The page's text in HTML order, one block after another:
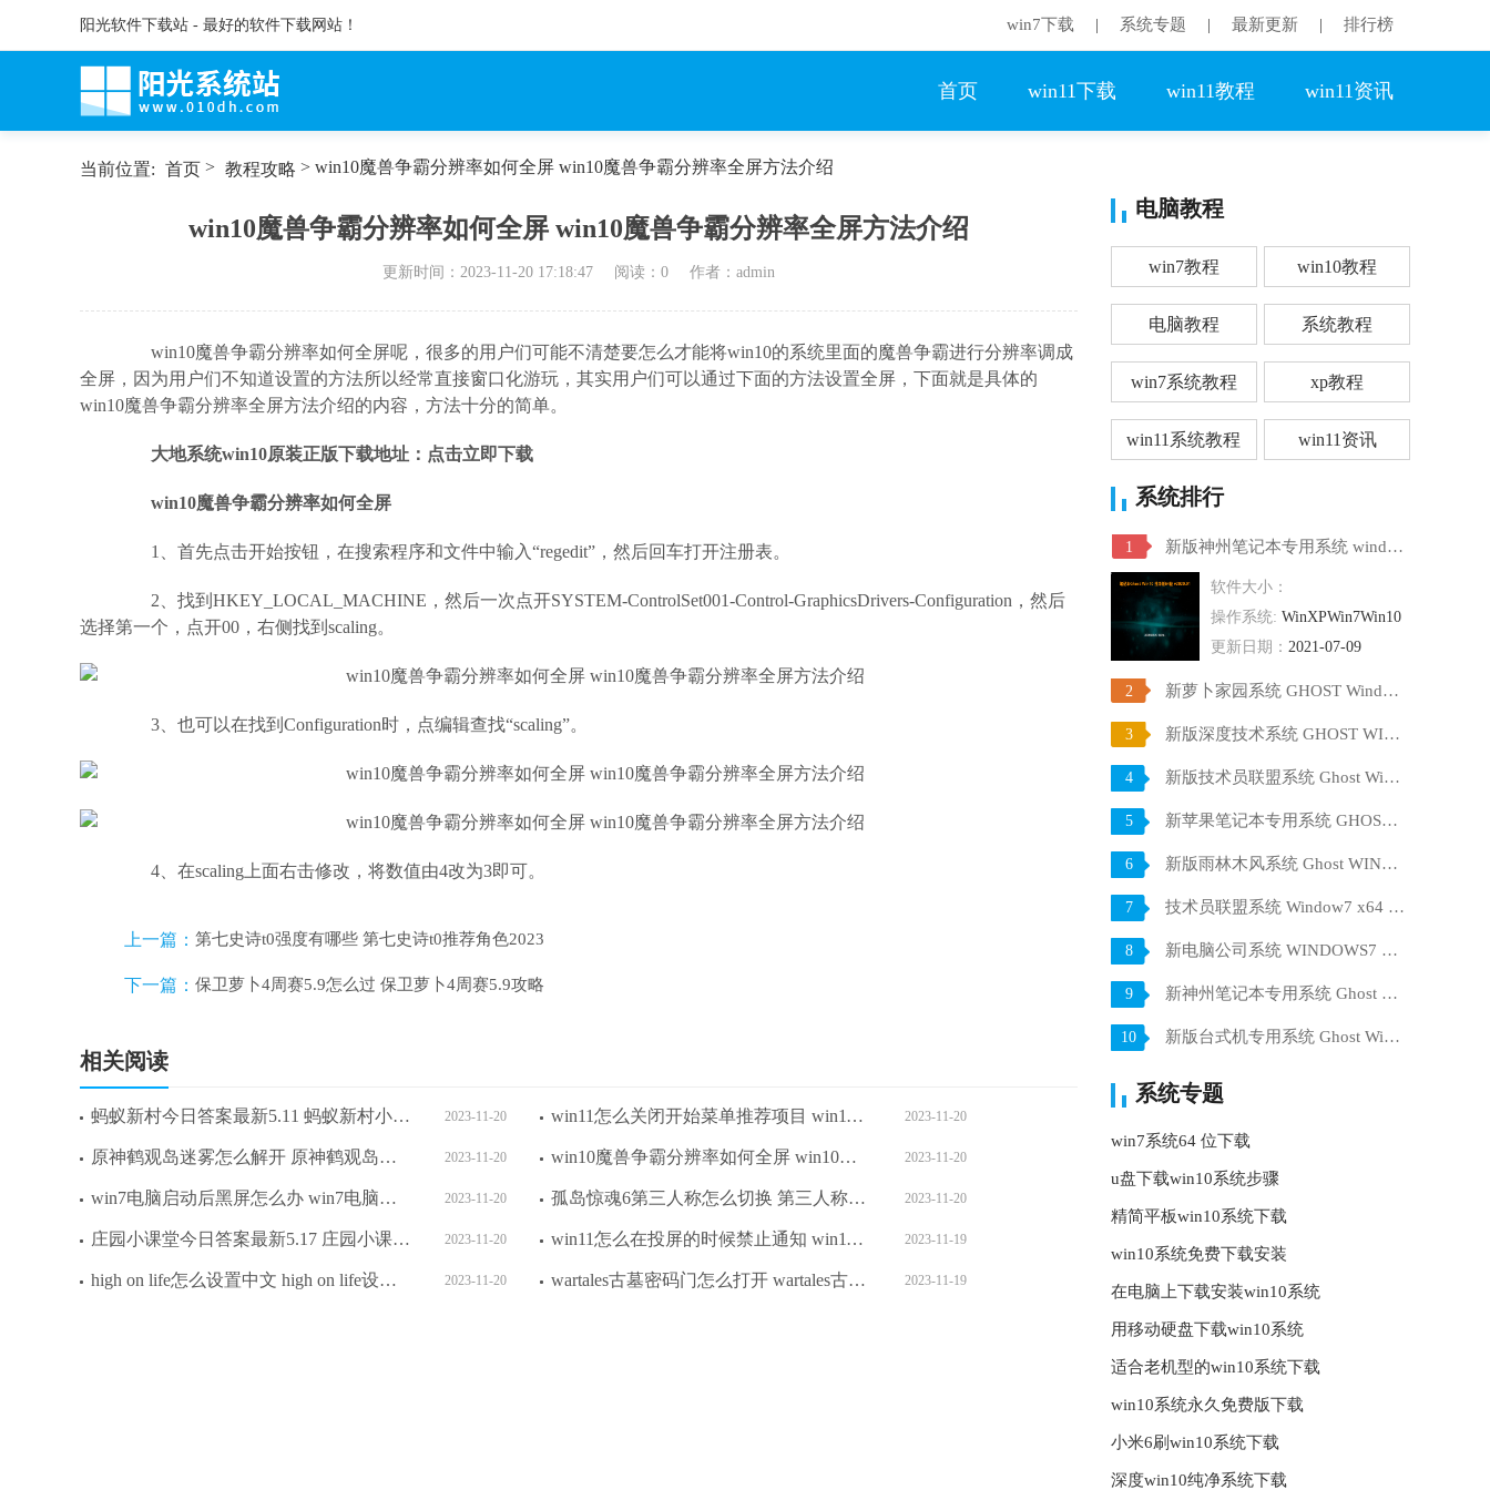
阳光软件下载站 - 最好的软件下载网站！ win7下载 系统专题 最新更新 排行榜
首页 win11下载 win11教程 win11资讯
当前位置: 首页 > 教程攻略 > win10魔兽争霸分辨率如何全屏 win10魔兽争霸分辨率全屏方法介绍
win10魔兽争霸分辨率如何全屏 win10魔兽争霸分辨率全屏方法介绍
更新时间： 2023-11-20 17:18:47 阅读： 0 作者：admin
win10魔兽争霸分辨率如何全屏呢，很多的用户们可能不清楚要怎么才能将win10的系统里面的魔兽争霸进行分辨率调成
全屏，因为用户们不知道设置的方法所以经常直接窗口化游玩，其实用户们可以通过下面的方法设置全屏，下面就是具体的
win10魔兽争霸分辨率全屏方法介绍的内容，方法十分的简单。
大地系统win10原装正版下载地址：点击立即下载
win10魔兽争霸分辨率如何全屏
1、首先点击开始按钮，在搜索程序和文件中输入“regedit”，然后回车打开注册表。
2、找到HKEY_LOCAL_MACHINE，然后一次点开SYSTEM-ControlSet001-Control-GraphicsDrivers-Configuration，然后
选择第一个，点开00，右侧找到scaling。
3、也可以在找到Configuration时，点编辑查找“scaling”。
4、在scaling上面右击修改，将数值由4改为3即可。
上一篇： 第七史诗t0强度有哪些 第七史诗t0推荐角色2023
下一篇： 保卫萝卜4周赛5.9怎么过 保卫萝卜4周赛5.9攻略
相关阅读
蚂蚁新村今日答案最新5.11 蚂蚁新村小课堂今日答案最新5月11日 2023-11-20
原神鹤观岛迷雾怎么解开 原神鹤观岛迷雾解开攻略 2023-11-20
win7电脑启动后黑屏怎么办 win7电脑启动后黑屏解决方法 2023-11-20
庄园小课堂今日答案最新5.17 庄园小课堂今日答案2023年5月17日 2023-11-20
high on life怎么设置中文 high on life设置中文方法介绍 2023-11-20
win11怎么关闭开始菜单推荐项目 win11关闭开始菜单推荐项目方法介绍 2023-11-20
win10魔兽争霸分辨率如何全屏 win10魔兽争霸分辨率全屏方法介绍 2023-11-20
孤岛惊魂6第三人称怎么切换 第三人称切换方式 2023-11-20
win11怎么在投屏的时候禁止通知 win11在投屏的时候禁止通知设置方法介绍 2023-11-19
wartales古墓密码门怎么打开 wartales古墓密码门打开方法 2023-11-19
电脑教程
win7教程 win10教程
电脑教程 系统教程
win7系统教程 xp教程
win11系统教程 win11资讯
系统排行
1 新版神州笔记本专用系统 windows10 64位 SP1 家庭旗舰版 V2021.07
软件大小：
操作系统: WinXPWin7Win10
更新日期： 2021-07-09
2 新萝卜家园系统 GHOST Windows10 X64 SP1 稳定装机版 V2021.07
3 新版深度技术系统 GHOST WIN10 X64 SP1 通用旗舰版 V2021.07
4 新版技术员联盟系统 Ghost Win10 X64 稳定装机版 V2021.07
5 新苹果笔记本专用系统 GHOST Window7 86 官方稳定版 V2021.07
6 新版雨林木风系统 Ghost WINDOWS7 X32位 SP1 快速装机版 V2021.07
7 技术员联盟系统 Window7 x64 旗舰版原版ISO下载 V2021.07
8 新电脑公司系统 WINDOWS7 X32位 装机旗舰版下载 V2021.07
9 新神州笔记本专用系统 Ghost win7 x64 装机稳定版 V2021.07
10 新版台式机专用系统 Ghost Win10 32位 旗舰版 V2021.07
系统专题
win7系统64 位下载
u盘下载win10系统步骤
精简平板win10系统下载
win10系统免费下载安装
在电脑上下载安装win10系统
用移动硬盘下载win10系统
适合老机型的win10系统下载
win10系统永久免费版下载
小米6刷win10系统下载
深度win10纯净系统下载